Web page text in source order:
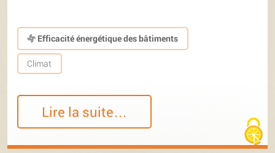
Efficacité énergétique des bâtiments
Climat
Lire la suite…